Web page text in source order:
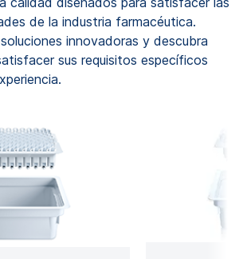
de la industria farmacéutica.
innovadoras y descubra
sus requisitos específicos